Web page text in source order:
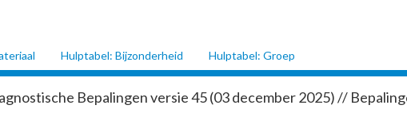
Hulptabel: Bijzonderheid Hulptabel: Groep
Bepalingen versie 45 (03 december 2025) //